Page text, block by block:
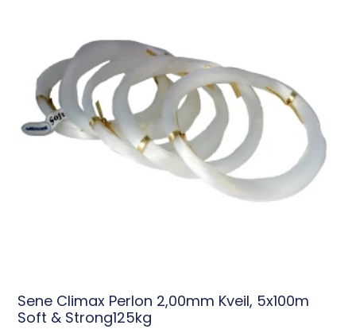
Sene Climax Perlon 2,00mm Kveil, 5x100m
Soft & Strong125kg